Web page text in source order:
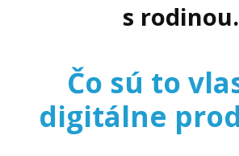
s rodinou.
Čo sú to
digitálne